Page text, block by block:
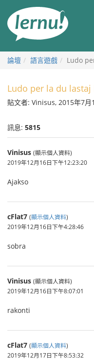
論壇 語言遊戲 Ludo
Ludo per la du
貼文者: Vinisus, 2015年7月
訊息: 5815
Vinisus (顯示個人資料)
2019年12月16日下午12:23:20
Ajakso
cFlat7 (顯示個人資料)
2019年12月16日下午4:28:46
sobra
Vinisus (顯示個人資料)
2019年12月16日下午8:07:01
rakonti
cFlat7 (顯示個人資料)
2019年12月17日下午8:53:32